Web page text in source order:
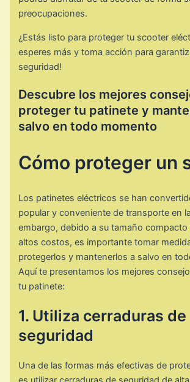
preocupaciones.
¿Estás listo para proteger tu scooter
esperes más y toma acción para
seguridad!
Descubre los mejores
proteger tu patinete y
salvo en todo momento
Cómo proteger un
Los patinetes eléctricos se han
popular y conveniente de transporte en
embargo, debido a su tamaño compacto
altos costos, es importante tomar
protegerlos y mantenerlos a salvo en
Aquí te presentamos los mejores
tu patinete:
1. Utiliza cerraduras de
seguridad
Una de las formas más efectivas de